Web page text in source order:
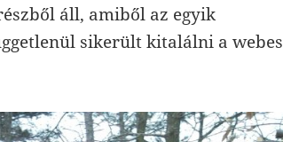
áll, amiből az egyik
sikerült kitalálni a webes